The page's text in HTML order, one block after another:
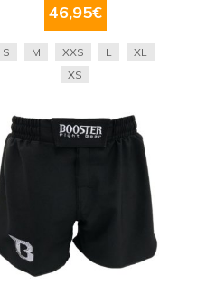
46,95€
S M XXS L
XL
XS